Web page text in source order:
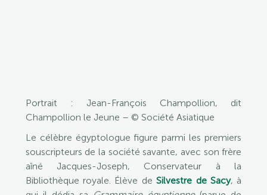
Portrait : Jean-François Champollion, dit
Champollion le Jeune – © Société Asiatique
Le célèbre égyptologue figure parmi les premiers
souscripteurs de la société savante, avec son frère
aîné Jacques-Joseph, Conservateur à la
Bibliothèque royale. Élève deSilvestre de Sacy, à